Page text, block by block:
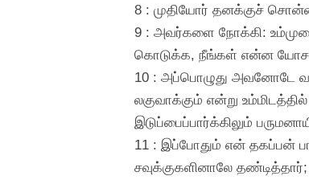
8 : முதியோர் தனக்குச்
9 : அவர்களை நோக்கி:
கொடுக்க, நீங்கள் என்ன
10 : அப்பொழுது அவனோடே
லகுவாக்கும் என்று
இடுப்பைப்பார்க்கிலும்
11 : இப்போதும் என் தகப்பன்
சவுக்குகளினாலே